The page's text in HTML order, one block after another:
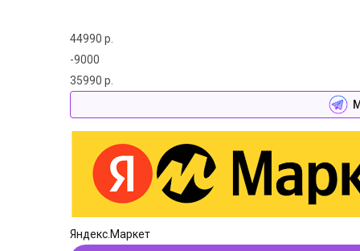
44990 р.
-9000
35990 р.
Яндекс.Маркет